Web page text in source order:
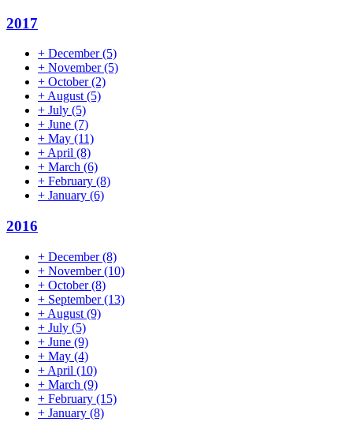
2017
+ December(5)
+ November(5)
+ October(2)
+August(5)
+ July (5)
+ June (7)
+ May (11)
+April (8)
+ March (6)
+ February (8)
+ January (6)
2016
+ December(8)
+ November(10)
+ October(8)
+ September(13)
+ August (9)
+ July (5)
+ June (9)
+ May (4)
+ April (10)
+ March (9)
+ February (15)
+ January (8)